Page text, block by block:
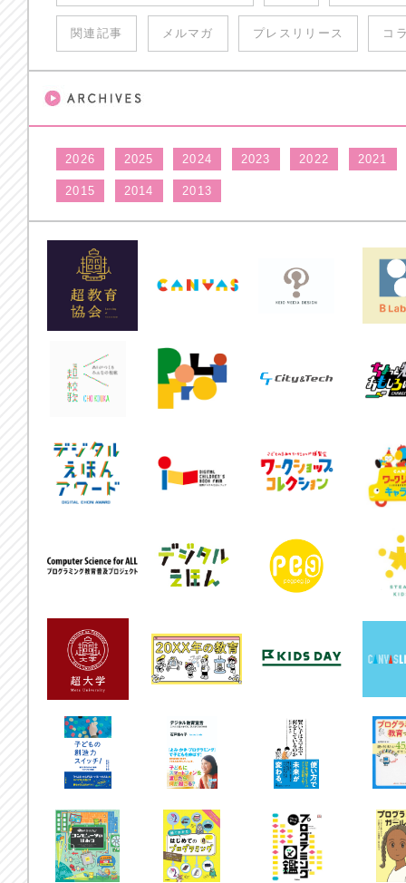
関連記事 メルマガ プレスリリース コ
2026 2025 2024 2023 2022 2021
2015 2014 2013